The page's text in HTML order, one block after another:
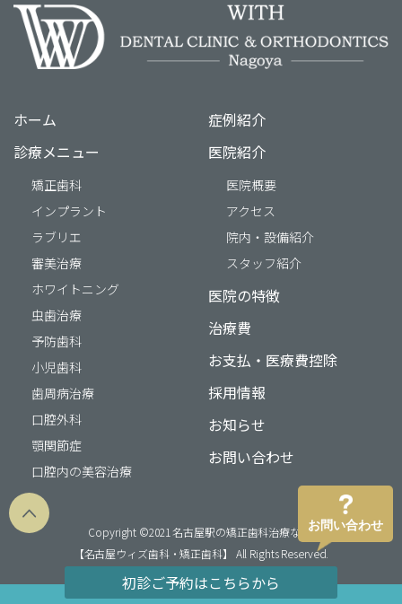
ホーム
診療メニュー
矯正歯科
インプラント
ラブリエ
審美治療
ホワイトニング
虫歯治療
予防歯科
小児歯科
歯周病治療
口腔外科
顎関節症
口腔内の美容治療
症例紹介
医院紹介
医院概要
アクセス
院内・設備紹介
スタッフ紹介
医院の特徴
治療費
お支払・医療費控除
採用情報
お知らせ
お問い合わせ
Copyright ©2021 名古屋駅の矯正歯科治療なら
【名古屋ウィズ歯科・矯正歯科】 All Rights Reserved.
初診ご予約はこちらから
お問い合わせ